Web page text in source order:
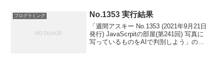
プログラミング No.1353 実行結果
「週間アスキー No.1353 (2021年9月21日
発行) JavaScrpitの部屋(第241回) 写真に
写っているものをAIで判別しよう」の実